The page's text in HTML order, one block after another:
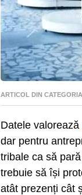
ARTICOL DIN
Datele valorează
dar pentru
tribale ca să
trebuie să își
atât prezenți cât